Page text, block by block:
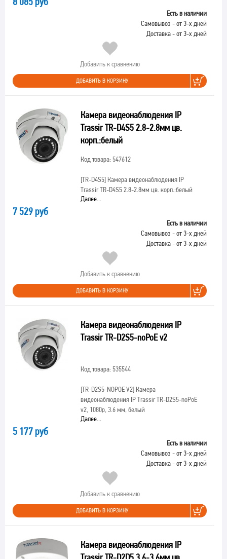
Есть в наличии
Самовывоз - от 3-х дней
Доставка - от 3-х дней
Добавить к сравнению
ДОБАВИТЬ В КОРЗИНУ
Камера видеонаблюдения IP
Trassir TR-D4S5 2.8-2.8мм цв.
корп.:белый
Код товара: 547612
[TR-D4S5]Камера видеонаблюдения IP
Trassir TR-D4S5 2.8-2.8мм цв. корп.:белый
Далее...
7 529 руб
Есть в наличии
Самовывоз - от 3-х дней
Доставка - от 3-х дней
Добавить к сравнению
ДОБАВИТЬ В КОРЗИНУ
Камера видеонаблюдения IP
Trassir TR-D2S5-noPoE v2
Код товара: 535544
[TR-D2S5-NOPOE V2]Камера
видеонаблюдения IP Trassir TR-D2S5-noPoE
v2, 1080p, 3.6 мм, белый
Далее...
5 177 руб
Есть в наличии
Самовывоз - от 3-х дней
Доставка - от 3-х дней
Добавить к сравнению
ДОБАВИТЬ В КОРЗИНУ
Камера видеонаблюдения IP